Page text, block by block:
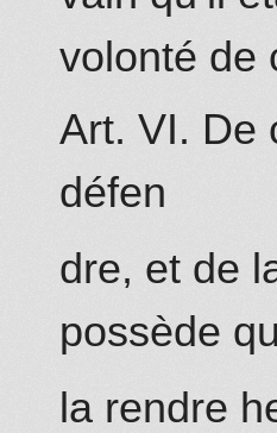
volonté de
Art. VI. De
défen
dre, et de
possède
la rendre